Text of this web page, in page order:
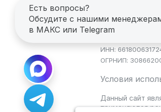
ИП САГДЕЕВ
ИНН:
ОГРНИП:
Условия
Данный сайт
применяются
Есть вопросы?
Обсудите с нашими
в МАКС или Telegram